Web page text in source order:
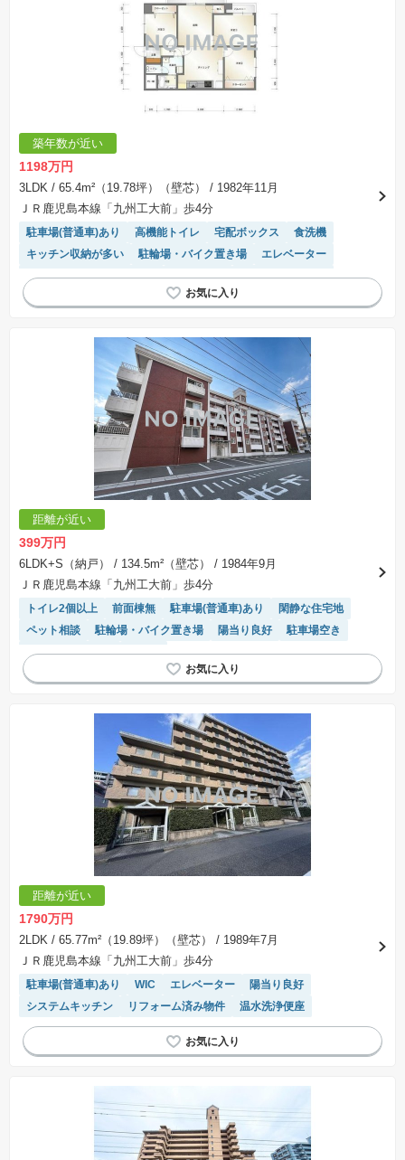
負会社によるもので、当該建築請負会社以外で建てた場合、同様のものが同価格で建てられる
とは限りません。また建築請負会社を特定するものではありません。
※建築条件付き土地とは、その土地に建築する建物の建築請負契約が、一定期間内に成立する
ことを条件として売買される土地のことをいいます。建築請負契約成立に向けて設計プランを
協議するため、土地購入者が自己の希望する建物の設計協議をするために必要な相当の期間の
交渉期間が設定され、その期間内で希望を満たすプランが実現できたかどうかにより結論を出
します。なお、この期間は概ね3ヶ月程度とされています。納得のいくプランが出来ず、建築請
負契約が成立しない場合、土地売買契約は白紙に戻り、土地契約にかかった代金（土地代金、
手付金など）は名目のいかんに関わらず、全て返却されます。
※「本体価格」とは、課税対象物件においては「消費税を除いた建物価格」と「土地価格」の
合計額を指します。
表示されておりません。
※取引にかかる費用：物件の契約手続き、決済、引き渡し時にかかる費用を表示しています。
不動産会社によって表記有無が異なるため、ご自身で十分な確認をしていただくようにお願い
いたします。
場合があります。
築年数が近い
1198万円
3LDK / 65.4m²（19.78坪）（壁芯）
/ 1982年11月
ＪＲ鹿児島本線「九州工大前」歩4分
駐車場(普通車)あり 高機能トイレ 宅配ボックス
食洗機
キッチン収納が多い
駐輪場・バイク置き場
エレベーター
モニター付きインターホン
駐車場空き
システムキッチン
リフォーム済み物件
温水洗浄便座
距離が近い
399万円
6LDK+S（納戸） / 134.5m²（壁芯）
/ 1984年9月
ＪＲ鹿児島本線「九州工大前」歩4分
トイレ2個以上 前面棟無 駐車場(普通車)あり
閑静な住宅地
ペット相談
駐輪場・バイク置き場 陽当り良好
駐車場空き
システムキッチン
平坦地
距離が近い
1790万円
2LDK / 65.77m²（19.89坪）（壁芯）
/ 1989年7月
ＪＲ鹿児島本線「九州工大前」歩4分
駐車場(普通車)あり WIC エレベーター
陽当り良好
システムキッチン
リフォーム済み物件 温水洗浄便座